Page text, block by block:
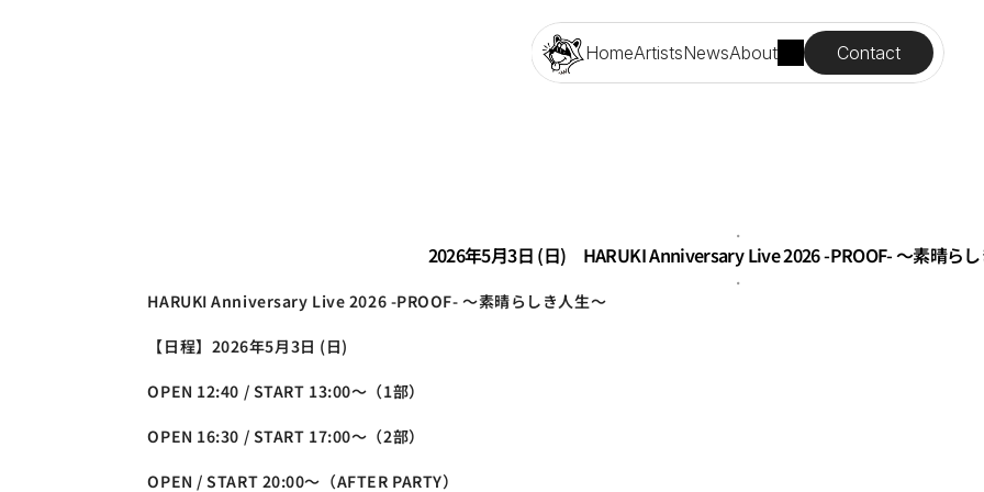
HomeArtistsNewsAbout Contact
.
2026年5月3日 (日)　HARUKI Anniversary Live 2026 -PROOF- ～素晴ら
.
HARUKI Anniversary Live 2026 -PROOF- ～素晴らしき人生～
【日程】2026年5月3日 (日)
OPEN 12:40 / START 13:00～（1部）
OPEN 16:30 / START 17:00～（2部）
OPEN / START 20:00～（AFTER PARTY）